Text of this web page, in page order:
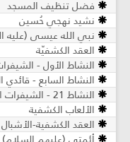
فضل تنظيف المسجد
نشيد نهجي حُسين
نبي الله عيسى (عليه
العقد الكشفيّة
النشاط الأول -
النشاط السابع -
النشاط 21 - الشيفرات الكشفيّة - مرحلة الكشافة والمرشدات
الألعاب الكشفية
العقد الكشفية-